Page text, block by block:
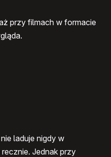
przy filmach w formacie
laduje nigdy w
Jednak przy